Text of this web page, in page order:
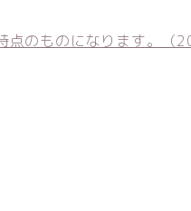
のものになります。（